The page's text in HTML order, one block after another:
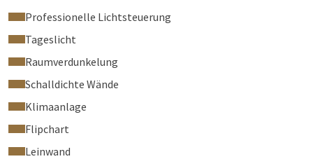
Professionelle Lichtsteuerung
Tageslicht
Raumverdunkelung
Schalldichte Wände
Klimaanlage
Flipchart
Leinwand